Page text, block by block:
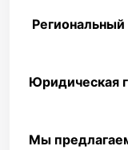
Юридическая
Мы